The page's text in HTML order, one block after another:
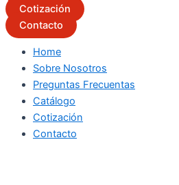
Cotización
Contacto
Home
Sobre Nosotros
Preguntas Frecuentas
Catálogo
Cotización
Contacto